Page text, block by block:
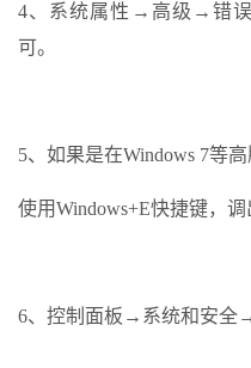
4、系统属性→高级→错
可。
5、如果是在Windows 7等
使用Windows+E快捷键，
6、控制面板→系统和安全→